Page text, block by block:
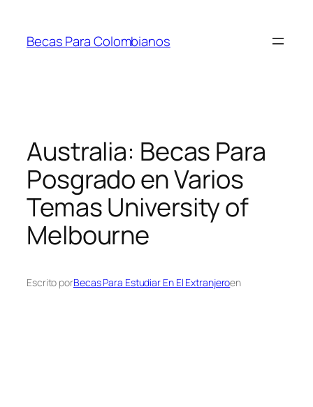
contenido
Becas Para Colombianos
Australia: Becas Para
Posgrado en Varios
Temas University of
Melbourne
Escrito porBecas Para Estudiar En El Extranjeroen